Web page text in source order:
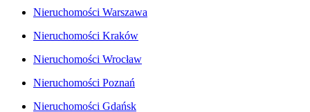
Nieruchomości Warszawa
Nieruchomości Kraków
Nieruchomości Wrocław
Nieruchomości Poznań
Nieruchomości Gdańsk